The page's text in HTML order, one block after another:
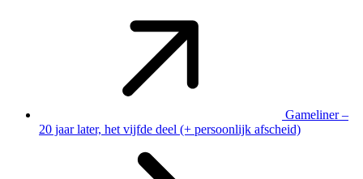
Gameliner –
20 jaar later, het vijfde deel (+ persoonlijk afscheid)